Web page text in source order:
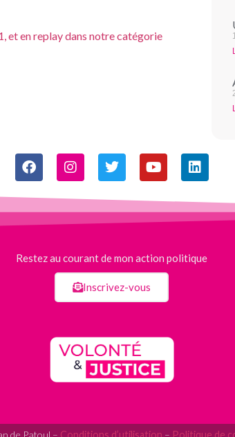
et en replay dans notre catégorie
Restez au courant de mon action politique
Inscrivez-vous
de Patoul – Conditions d’utilisation – Politique de